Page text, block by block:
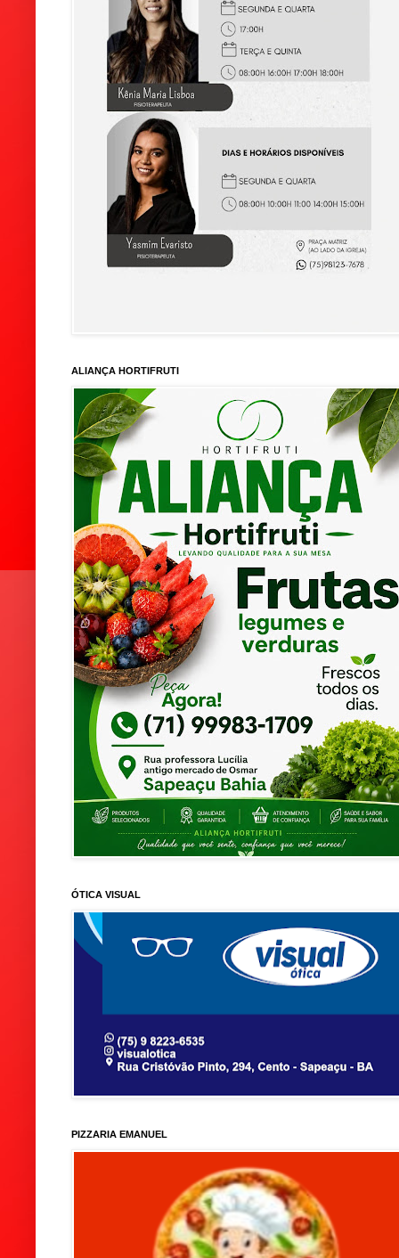
ALIANÇA HORTIFRUTI
ÓTICA VISUAL
PIZZARIA EMANUEL